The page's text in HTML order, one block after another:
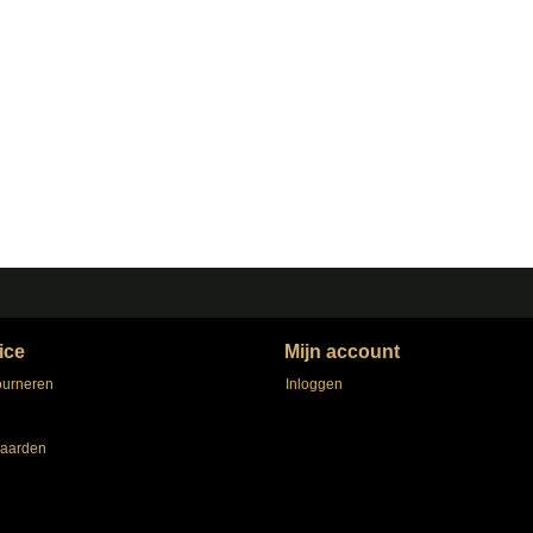
Mijn account
Inloggen